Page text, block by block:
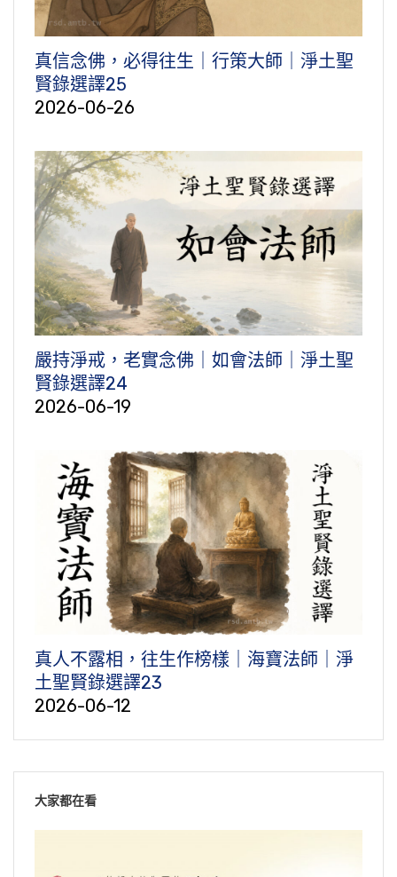
真信念佛，必得往生｜行策大師｜淨土聖
賢錄選譯25
2026-06-26
嚴持淨戒，老實念佛｜如會法師｜淨土聖
賢錄選譯24
2026-06-19
真人不露相，往生作榜樣｜海寶法師｜淨
土聖賢錄選譯23
2026-06-12
大家都在看